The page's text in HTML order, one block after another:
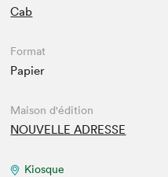
Cab
Format
Papier
Maison d'édition
NOUVELLE ADRESSE
Kiosque